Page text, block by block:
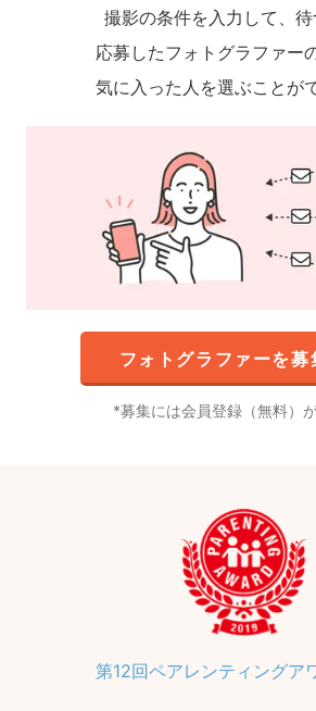
撮影の条件を入力して、待
応募したフォトグラファー
気に入った人を選ぶことが
フォトグラファーを募
募集には会員登録（無料）
第12回ペアレンティングア